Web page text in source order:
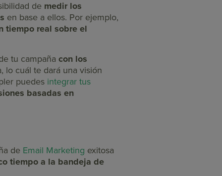
de medir los
en base a ellos. Por ejemplo,
tiempo real sobre el
tu campaña con los
lo cuál te dará una visión
puedes integrar tus
basadas en
de Email Marketing exitosa
tiempo a la bandeja de